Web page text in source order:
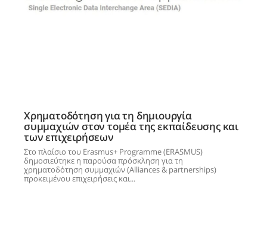
Χρηματοδότηση για τη δημιουργία
συμμαχιών στον τομέα της εκπαίδευσης και
των επιχειρήσεων
Στο πλαίσιο του Erasmus+ Programme (ERASMUS)
δημοσιεύτηκε η παρούσα πρόσκληση για τη
χρηματοδότηση συμμαχιών (Alliances & partnerships)
προκειμένου επιχειρήσεις και...